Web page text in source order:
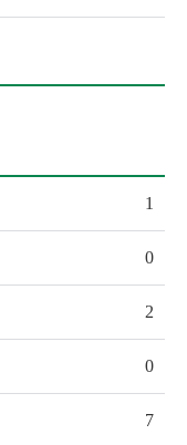
1
0
2
0
7